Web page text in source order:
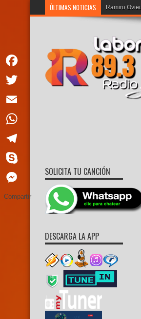
ÚLTIMAS NOTICIAS Noboa:
SOLICITA TU CANCIÓN
DESCARGA LA APP
Facebook
Twitter
Email
WhatsApp
Telegram
Skype
Messenger
Compartir